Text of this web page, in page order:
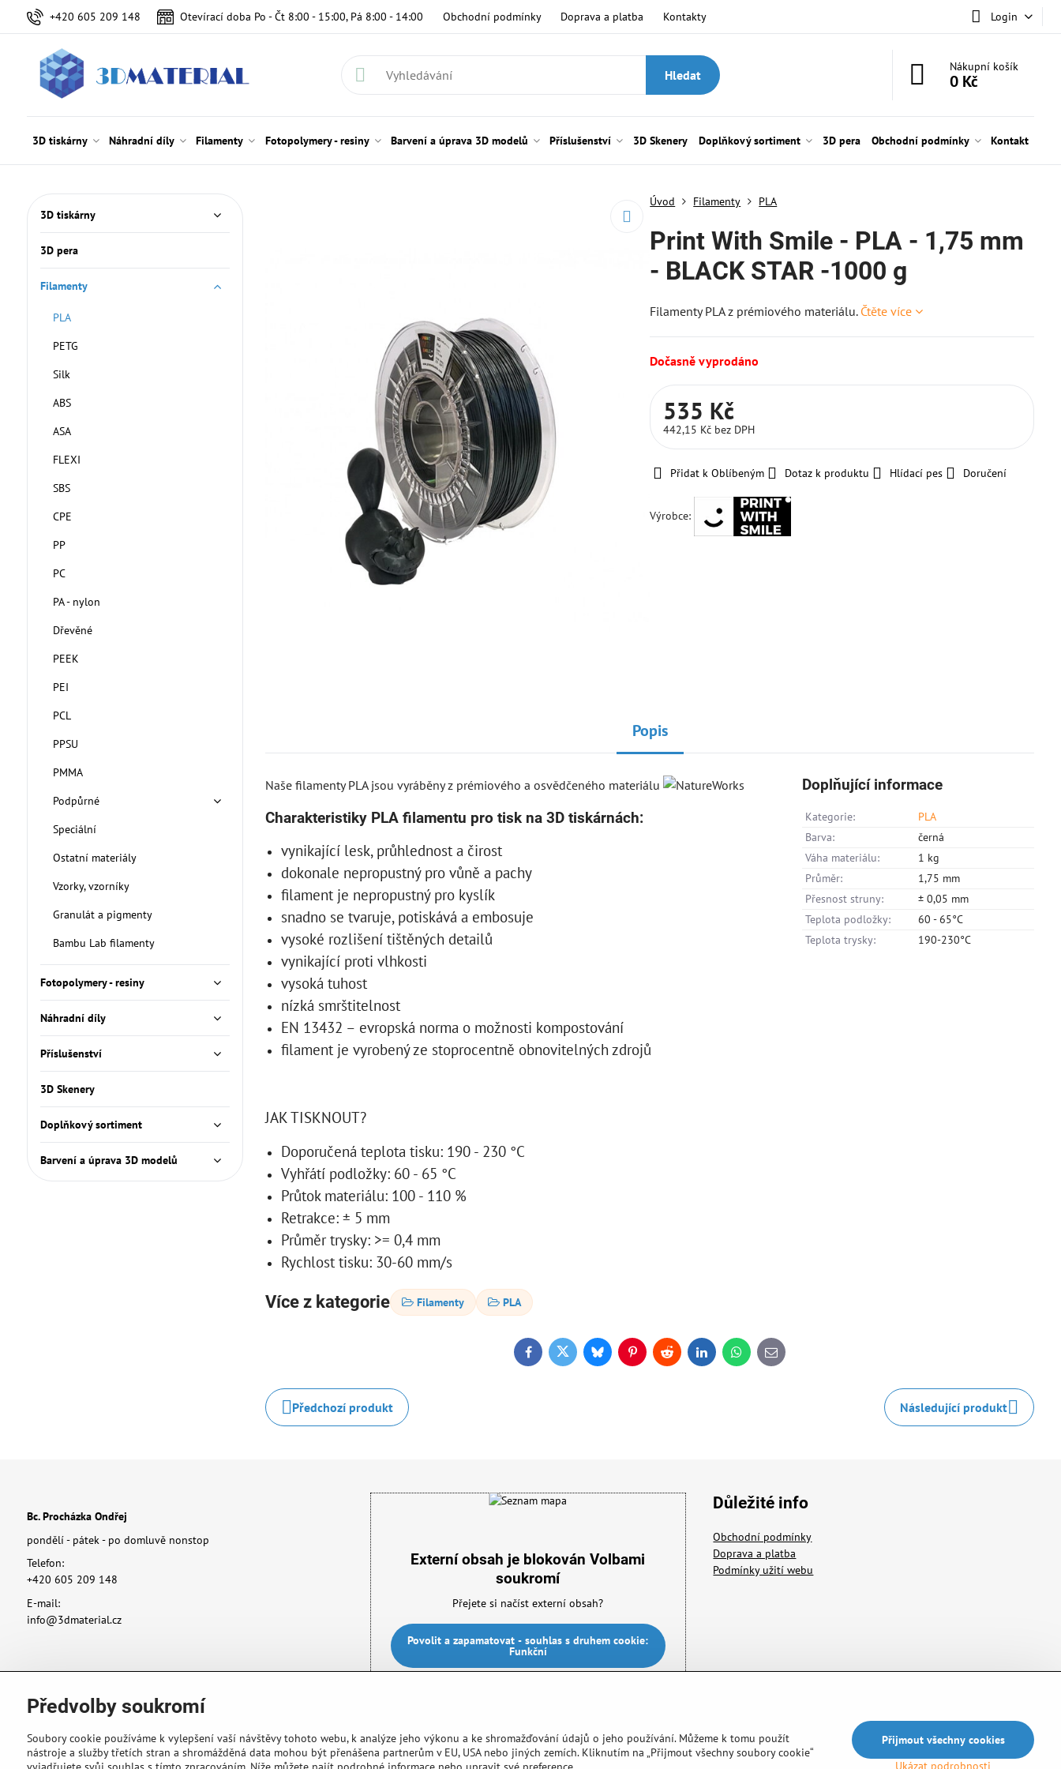
+420 605 209 148 Otevírací doba Po - Čt 8:00 - 15:00, Pá 8:00 - 14:00 Obchodní podmínky Doprava a platba Kontakty Login
Hledat
Nákupní košík
0 Kč
3D tiskárny Náhradní díly Filamenty Fotopolymery - resiny Barvení a úprava 3D modelů Příslušenství 3D Skenery Doplňkový sortiment 3D pera Obchodní podmínky Kontakt
Úvod Filamenty PLA
Print With Smile - PLA - 1,75 mm
- BLACK STAR -1000 g
Filamenty PLA z prémiového materiálu. Čtěte více
Dočasně vyprodáno
535 Kč
442,15 Kč bez DPH
Přidat k Oblíbeným Dotaz k produktu Hlídací pes Doručení
Výrobce:
Popis
Naše filamenty PLA jsou vyráběny z prémiového a osvědčeného materiálu
Charakteristiky PLA filamentu pro tisk na 3D tiskárnách:
vynikající lesk, průhlednost a čirost
dokonale nepropustný pro vůně a pachy
filament je nepropustný pro kyslík
snadno se tvaruje, potiskává a embosuje
vysoké rozlišení tištěných detailů
vynikající proti vlhkosti
vysoká tuhost
nízká smrštitelnost
EN 13432 – evropská norma o možnosti kompostování
filament je vyrobený ze stoprocentně obnovitelných zdrojů
JAK TISKNOUT?
Doporučená teplota tisku: 190 - 230 °C
Vyhřátí podložky: 60 - 65 °C
Průtok materiálu: 100 - 110 %
Retrakce: ± 5 mm
Průměr trysky: >= 0,4 mm
Rychlost tisku: 30-60 mm/s
Více z kategorie Filamenty PLA
Doplňující informace
Kategorie:
PLA
Barva:
černá
Váha materiálu:
1 kg
Průměr:
1,75 mm
Přesnost struny:
± 0,05 mm
Teplota podložky:
60 - 65°C
Teplota trysky:
190-230°C
FacebookTwitterBlueskyPinterestRedditLinkedInWhatsApp
E-
mail
Předchozí produkt Následující produkt
3D tiskárny
3D pera
Filamenty
PLA
PETG
Silk
ABS
ASA
FLEXI
SBS
CPE
PP
PC
PA - nylon
Dřevěné
PEEK
PEI
PCL
PPSU
PMMA
Podpůrné
Speciální
Ostatní materiály
Vzorky, vzorníky
Granulát a pigmenty
Bambu Lab filamenty
Fotopolymery - resiny
Náhradní díly
Příslušenství
3D Skenery
Doplňkový sortiment
Barvení a úprava 3D modelů
Bc. Procházka Ondřej
pondělí - pátek - po domluvě nonstop
Telefon:
+420 605 209 148
E-mail:
info@3dmaterial.cz
Externí obsah je blokován Volbami
soukromí
Přejete si načíst externí obsah?
Povolit a zapamatovat - souhlas s druhem cookie:
Funkční
Důležité info
Obchodní podmínky
Doprava a platba
Podmínky užití webu
Předvolby soukromí
Soubory cookie používáme k vylepšení vaší návštěvy tohoto webu, k analýze jeho výkonu a ke shromažďování údajů o jeho používání. Můžeme k tomu použít
nástroje a služby třetích stran a shromážděná data mohou být přenášena partnerům v EU, USA nebo jiných zemích. Kliknutím na „Přijmout všechny soubory cookie“
Ukázat podrobnosti
Přijmout všechny cookies